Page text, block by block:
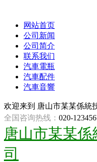
网站首页
公司新闻
公司简介
联系我们
汽車電瓶
汽車配件
汽車音響
欢迎来到 唐山市某某係統
全国咨询热线： 020-
唐山市某某
司